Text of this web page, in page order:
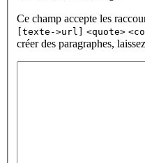
Ce champ accepte les
[texte->url]
<quote>
créer des paragraphes,